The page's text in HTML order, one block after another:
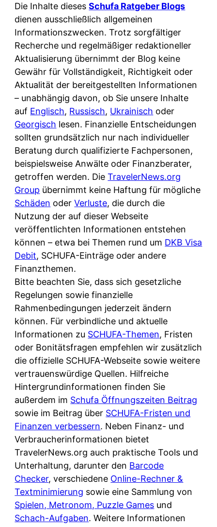
e
D
a
t
e
n
w
i
r
k
l
i
c
h
?
n
d
e
r
n
u
n
k
t
i
o
n
i
e
r
e
n
r
u
s
s
i
s
h
e
B
a
n
k
k
a
r
t
e
n
M
I
R
e
r
A
p
p
&
O
n
l
i
n
e
:
W
a
s
i
s
t
w
i
r
k
l
i
c
h
k
o
s
t
e
n
l
o
s
u
n
d
w
b
H
-
M
y
t
h
o
s
:
W
e
n
n
d
e
r
S
c
h
u
t
z
d
e
r
F
i
r
m
a
a
m
p
r
i
v
a
t
e
Die Inhalte diesesSchufa Ratgeber Blogs
dienen ausschließlich allgemeinen
Informationszwecken. Trotz sorgfältiger
Recherche und regelmäßiger redaktioneller
Aktualisierung übernimmt der Blog keine
Gewähr für Vollständigkeit, Richtigkeit oder
Aktualität der bereitgestellten Informationen
– unabhängig davon, ob Sie unsere Inhalte
auf Englisch, Russisch, Ukrainisch oder
Georgisch lesen. Finanzielle Entscheidungen
sollten grundsätzlich nur nach individueller
Beratung durch qualifizierte Fachpersonen,
beispielsweise Anwälte oder Finanzberater,
getroffen werden. DieTravelerNews.org
Group übernimmt keine Haftung für mögliche
Schäden oderVerluste, die durch die
Nutzung der auf dieser Webseite
veröffentlichten Informationen entstehen
können – etwa bei Themen rund um DKB Visa
Debit, SCHUFA-Einträge oder andere
Finanzthemen.
Bitte beachten Sie, dass sich gesetzliche
Regelungen sowie finanzielle
Rahmenbedingungen jederzeit ändern
können. Für verbindliche und aktuelle
Informationen zu SCHUFA-Themen, Fristen
oder Bonitätsfragen empfehlen wir zusätzlich
die offizielle SCHUFA-Webseite sowie weitere
vertrauenswürdige Quellen. Hilfreiche
Hintergrundinformationen finden Sie
außerdem im Schufa Öffnungszeiten Beitrag
sowie im Beitrag über SCHUFA-Fristen und
Finanzen verbessern. Neben Finanz- und
Verbraucherinformationen bietet
TravelerNews.org auch praktische Tools und
Unterhaltung, darunter den Barcode
Checker, verschiedene Online-Rechner &
Textminimierung sowie eine Sammlung von
Spielen, Metronom, Puzzle Games und
Schach-Aufgaben. Weitere Informationen